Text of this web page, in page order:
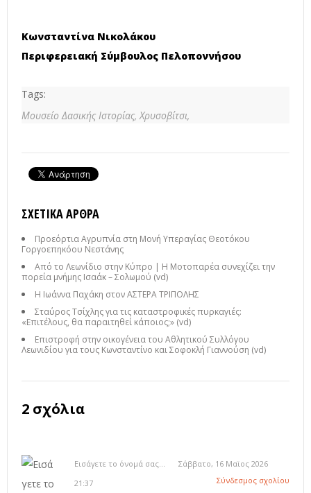
Κωνσταντίνα Νικολάκου
Περιφερειακή Σύμβουλος Πελοποννήσου
Tags:
Μουσείο Δασικής Ιστορίας, Χρυσοβίτσι,
ΣΧΕΤΙΚΆ ΆΡΘΡΑ
Προεόρτια Αγρυπνία στη Μονή Υπεραγίας Θεοτόκου
Γοργοεπηκόου Νεστάνης
Από το Λεωνίδιο στην Κύπρο | Η Μοτοπαρέα συνεχίζει την
πορεία μνήμης Ισαάκ – Σολωμού (vd)
Η Ιωάννα Παχάκη στον ΑΣΤΕΡΑ ΤΡΙΠΟΛΗΣ
Σταύρος Τσίχλης για τις καταστροφικές πυρκαγιές:
«Επιτέλους, θα παραιτηθεί κάποιος;» (vd)
Επιστροφή στην οικογένεια του Αθλητικού Συλλόγου
Λεωνιδίου για τους Κωνσταντίνο και Σοφοκλή Γιαννούση (vd)
2 σχόλια
Εισάγετε το όνομά σας...
Σάββατο, 16 Μαϊος 2026
21:37
Σύνδεσμος σχολίου